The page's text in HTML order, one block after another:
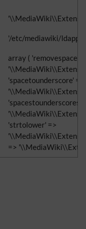
'/etc/mediawiki/
array ( 'removespaces'
'spacetounderscore' =>
'spacestounderscores'
'strtolower' =>
=>